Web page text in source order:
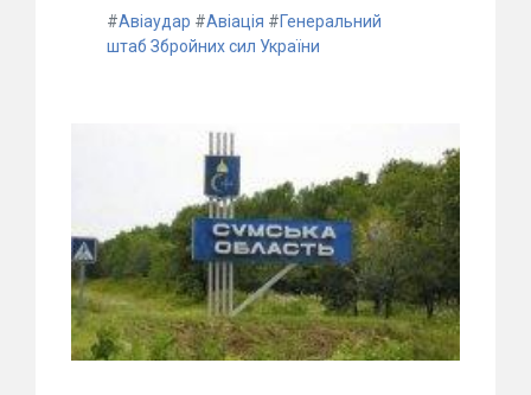
#Авіаудар #Авіація #Генеральний
штаб Збройних сил України